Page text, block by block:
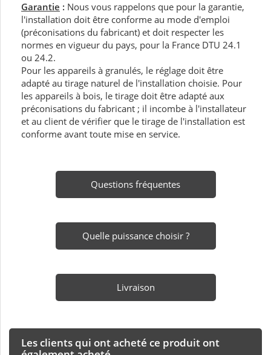
Garantie : Nous vous rappelons que pour la garantie,
l'installation doit être conforme au mode d'emploi
(préconisations du fabricant) et doit respecter les
normes en vigueur du pays, pour la France DTU 24.1
ou 24.2.
Pour les appareils à granulés, le réglage doit être
adapté au tirage naturel de l'installation choisie. Pour
les appareils à bois, le tirage doit être adapté aux
préconisations du fabricant ; il incombe à l'installateur
et au client de vérifier que le tirage de l'installation est
conforme avant toute mise en service.
Questions fréquentes
Quelle puissance choisir ?
Livraison
Les clients qui ont acheté ce produit ont